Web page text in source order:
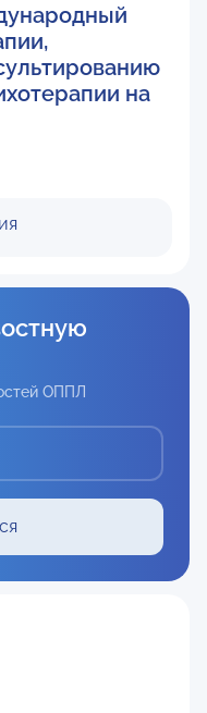
на
ОППЛ